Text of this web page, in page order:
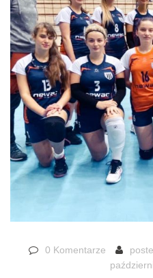
0 Komentarze